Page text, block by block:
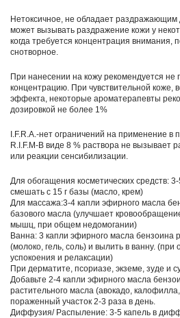
Нетоксичное, не обладает раздражающим
может вызывать раздражение кожи у
когда требуется концентрация внимания,
снотворное.
При нанесении на кожу рекомендуется не
концентрацию. При чувствительной
эффекта, некоторые ароматерапевты
дозировкой не более 1%
I.F.R.A.-нет ограничений на применение в
R.I.F.M-В виде 8 % раствора не вызывает
или реакции сенсибилизации.
Для обогащения косметических средств:
смешать с 15 г базы (масло, крем)
Для массажа:3-4 капли эфирного масла
базового масла (улучшает
мышц, при общем недомогании)
Ванна: 3 капли эфирного масла бензоина
(молоко, гель, соль) и вылить в ванну.
успокоения и релаксации)
При дерматите, псориазе, экземе, зуде и
Добавьте 2-4 капли эфирного масла
растительного масла (авокадо,
пораженный участок 2-3 раза в день.
Диффузия/ Распыление: 3-5 капель в